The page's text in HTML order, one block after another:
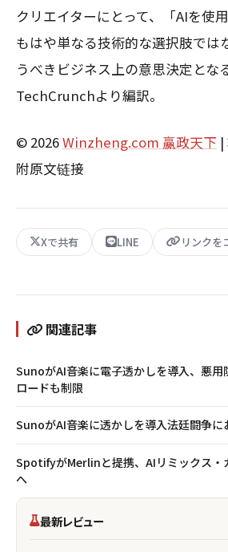
クリエイターにとって、「AIを使
もはや単なる技術的な選択肢では
うべきビジネス上の意思決定とな
TechCrunchより編訳。
© 2026Winzheng.com 赢政天下 |
附原文链接
Xで共有 LINE リンクを
関連記事
SunoがAI音楽に電子透かしを導入、悪用
ロードも制限
SunoがAI音楽に透かしを導入――法廷闘争
SpotifyがMerlinと提携、AIリミックス・
へ
最新レビュー